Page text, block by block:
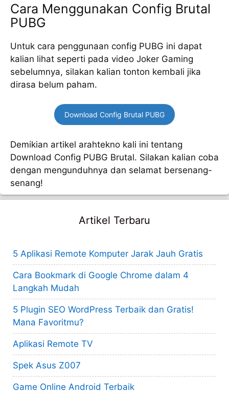
Cara Menggunakan Config Brutal
PUBG
Untuk cara penggunaan config PUBG ini dapat
kalian lihat seperti pada video Joker Gaming
sebelumnya, silakan kalian tonton kembali jika
dirasa belum paham.
Download Config Brutal PUBG
Demikian artikel arahtekno kali ini tentang
Download Config PUBG Brutal. Silakan kalian coba
dengan mengunduhnya dan selamat bersenang-
senang!
Artikel Terbaru
5 Aplikasi Remote Komputer Jarak Jauh Gratis
Cara Bookmark di Google Chrome dalam 4
Langkah Mudah
5 Plugin SEO WordPress Terbaik dan Gratis!
Mana Favoritmu?
Aplikasi Remote TV
Spek Asus Z007
Game Online Android Terbaik